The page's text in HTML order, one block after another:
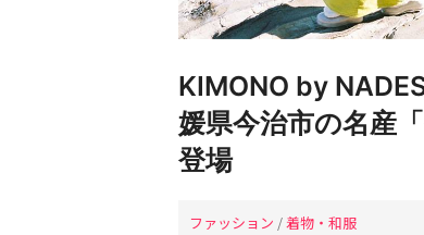
KIMONO by
媛県今治市の名産
登場
ファッション /着物・和服